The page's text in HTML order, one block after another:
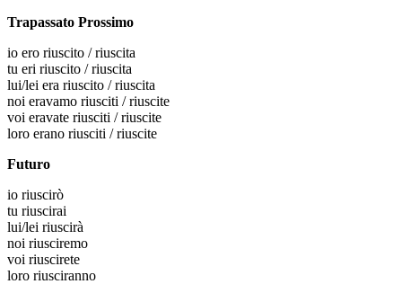
Trapassato Prossimo
io ero riuscito / riuscita
tu eri riuscito / riuscita
lui/lei era riuscito / riuscita
noi eravamo riusciti / riuscite
voi eravate riusciti / riuscite
loro erano riusciti / riuscite
Futuro
io riuscirò
tu riuscirai
lui/lei riuscirà
noi riusciremo
voi riuscirete
loro riusciranno